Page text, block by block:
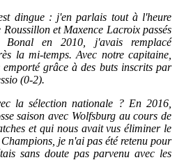
dingue : j'en parlais tout à l'heure
et Maxence Lacroix passés
en 2010, j'avais remplacé
la mi-temps. Avec notre capitaine,
grâce à des buts inscrits par
(0-2).
la sélection nationale ? En 2016,
saison avec Wolfsburg au cours de
et qui nous avait vus éliminer le
je n'ai pas été retenu pour
sans doute pas parvenu avec les